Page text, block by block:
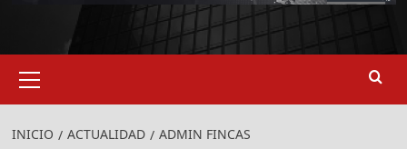
primario
INICIO ACTUALIDAD ADMIN FINCAS